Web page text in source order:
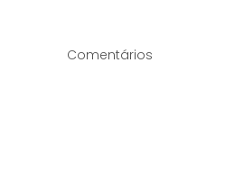
Comentários